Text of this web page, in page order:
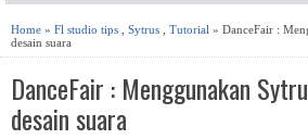
V
I
G
Home » Fl studio tips Sytrus Tutorial » DanceFair :
desain suara
DanceFair : Menggunakan
desain suara